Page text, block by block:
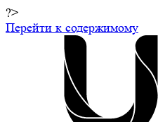
?>
Перейти к содержимому